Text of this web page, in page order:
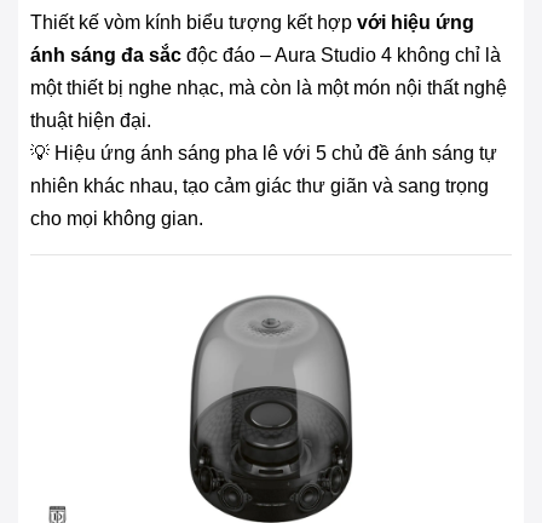
Thiết kế vòm kính biểu tượng kết hợp với hiệu ứng
ánh sáng đa sắc độc đáo – Aura Studio 4 không chỉ là
một thiết bị nghe nhạc, mà còn là một món nội thất nghệ
thuật hiện đại.
💡 Hiệu ứng ánh sáng pha lê với 5 chủ đề ánh sáng tự
nhiên khác nhau, tạo cảm giác thư giãn và sang trọng
cho mọi không gian.